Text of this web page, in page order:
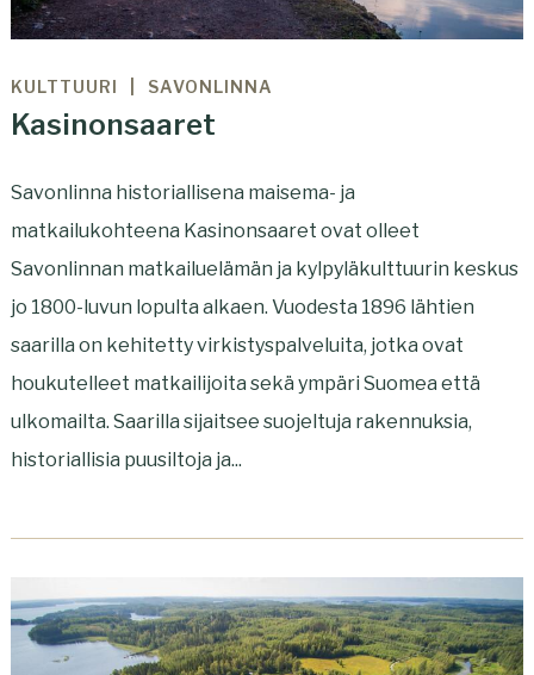
KULTTUURI SAVONLINNA
Kasinonsaaret
Savonlinna historiallisena maisema- ja
matkailukohteena Kasinonsaaret ovat olleet
Savonlinnan matkailuelämän ja kylpyläkulttuurin keskus
jo 1800-luvun lopulta alkaen. Vuodesta 1896 lähtien
saarilla on kehitetty virkistyspalveluita, jotka ovat
houkutelleet matkailijoita sekä ympäri Suomea että
ulkomailta. Saarilla sijaitsee suojeltuja rakennuksia,
historiallisia puusiltoja ja...